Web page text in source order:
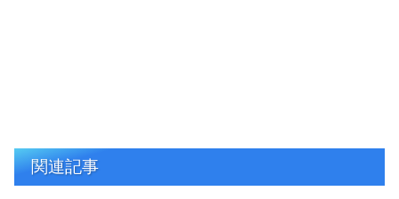
関連記事